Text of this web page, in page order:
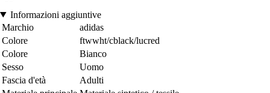
Informazioni aggiuntive
Marchio
adidas
Colore
ftwwht/cblack/lucred
Colore
Bianco
Sesso
Uomo
Fascia d'età
Adulti